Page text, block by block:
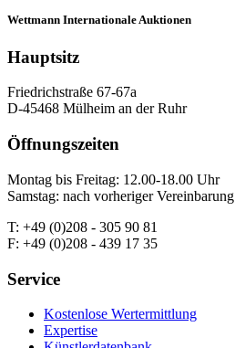
Wettmann Internationale Auktionen
Hauptsitz
Friedrichstraße 67-67a
D-45468 Mülheim an der Ruhr
Öffnungszeiten
Montag bis Freitag: 12.00-18.00 Uhr
Samstag: nach vorheriger Vereinbarung
T: +49 (0)208 - 305 90 81
F: +49 (0)208 - 439 17 35
Service
Kostenlose Wertermittlung
Expertise